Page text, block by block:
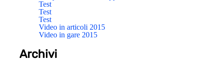
Test
Test
Test
Video in articoli 2015
Video in gare 2015
Archivi